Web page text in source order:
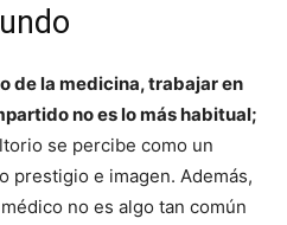
de la medicina, trabajar en
no es lo más habitual;
se percibe como un
prestigio e imagen. Además,
médico no es algo tan común